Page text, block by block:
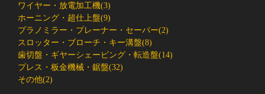
ワイヤー・放電加工機(3)
ホーニング・超仕上盤(9)
プラノミラー・プレーナー・セーパー(2)
スロッター・ブローチ・キー溝盤(8)
歯切盤・ギヤーシェービング・転造盤(14)
プレス・板金機械・鋸盤(32)
その他(2)